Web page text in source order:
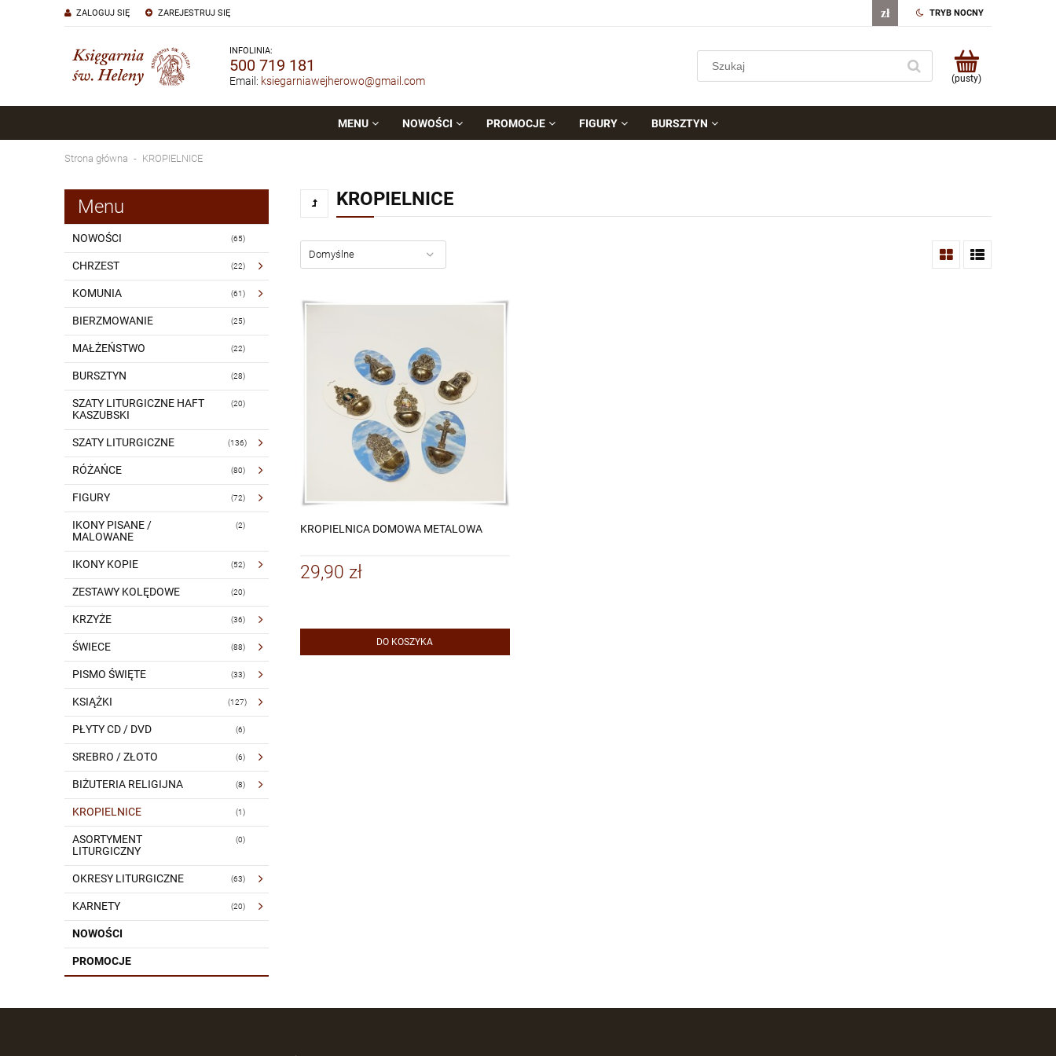
ZAREJESTRUJ SIĘ
ZALOGUJ SIĘ TRYB NOCNY
INFOLINIA:
500 719 181
Email: ksiegarniawejherowo@gmail.com (pusty)
MENU NOWOŚCI PROMOCJE FIGURY BURSZTYN
Strona główna KROPIELNICE
Menu
NOWOŚCI (65)
CHRZEST (22)
KOMUNIA (61)
BIERZMOWANIE (25)
MAŁŻEŃSTWO (22)
BURSZTYN (28)
SZATY LITURGICZNE HAFT
KASZUBSKI
(20)
SZATY LITURGICZNE (136)
RÓŻAŃCE (80)
FIGURY (72)
IKONY PISANE /
MALOWANE
(2)
IKONY KOPIE (52)
ZESTAWY KOLĘDOWE (20)
KRZYŻE (36)
ŚWIECE (88)
PISMO ŚWIĘTE (33)
KSIĄŻKI (127)
PŁYTY CD / DVD (6)
SREBRO / ZŁOTO (6)
BIŻUTERIA RELIGIJNA (8)
KROPIELNICE (1)
ASORTYMENT
LITURGICZNY
(0)
OKRESY LITURGICZNE (63)
KARNETY (20)
NOWOŚCI
PROMOCJE
KROPIELNICE
KROPIELNICA DOMOWA METALOWA
29,90 zł
DO KOSZYKA